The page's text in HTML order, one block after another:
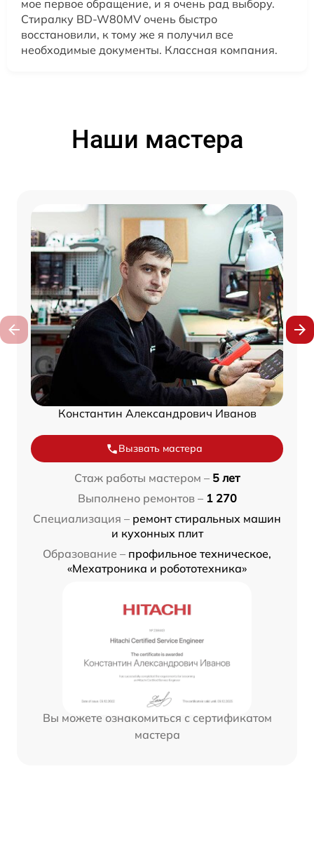
мое первое обращение, и я очень рад выбору.
Стиралку BD-W80MV очень быстро
восстановили, к тому же я получил все
необходимые документы. Классная компания.
Наши мастера
Константин Александрович Иванов
Вызвать мастера
Стаж работы мастером – 5 лет
Выполнено ремонтов – 1 270
Специализация – ремонт стиральных машин
и кухонных плит
Образование – профильное техническое,
«Мехатроника и робототехника»
Вы можете ознакомиться с сертификатом
мастера